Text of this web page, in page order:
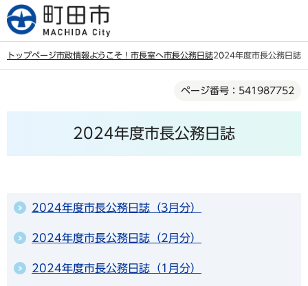
こ
の
トップページ市政情報ようこそ！市長室へ市長公務日誌2024年度市長公務日誌
ページ番号：541987752
2024年度市長公務日誌
2024年度市長公務日誌（3月分）
2024年度市長公務日誌（2月分）
2024年度市長公務日誌（1月分）